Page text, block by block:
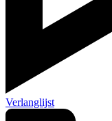
Verlanglijst